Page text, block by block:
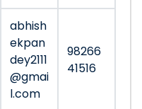
abhish
ekpan
dey2111
@gmai
l.com
98266
41516